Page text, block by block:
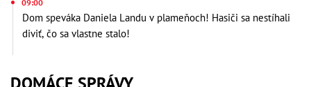
09:00
Dom speváka Daniela Landu v plameňoch! Hasiči sa nestíhali
diviť, čo sa vlastne stalo!